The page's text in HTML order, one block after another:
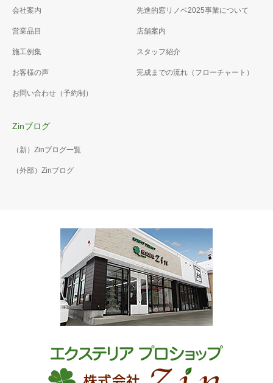
会社案内
営業品目
施工例集
お客様の声
お問い合わせ（予約制）
先進的窓リノベ2025事業について
店舗案内
スタッフ紹介
完成までの流れ（フローチャート）
Zinブログ
（新）Zinブログ一覧
（外部）Zinブログ